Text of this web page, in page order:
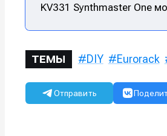
KV331 Synthmaster One
ТЕМЫ DIY Eurorack
Отправить